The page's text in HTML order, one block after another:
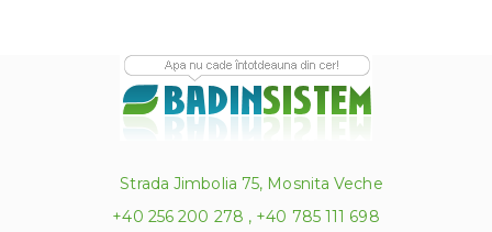
Strada Jimbolia 75, Mosnita Veche
+40 256 200 278 , +40 785 111 698